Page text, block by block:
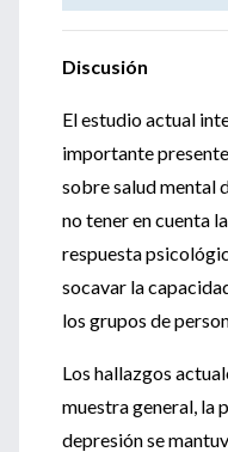
Discusión
El estudio actual
importante
sobre salud mental
no tener en cuenta la
respuesta
socavar la
los grupos de
Los hallazgos
muestra general, la
depresión se